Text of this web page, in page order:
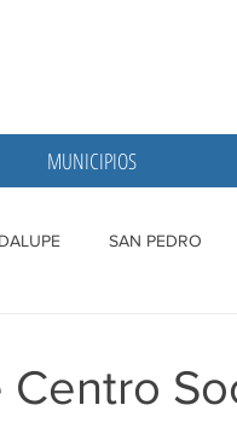
MUNICIPIOS
SAN PEDRO